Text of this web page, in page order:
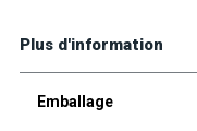
Plus d'information
Emballage